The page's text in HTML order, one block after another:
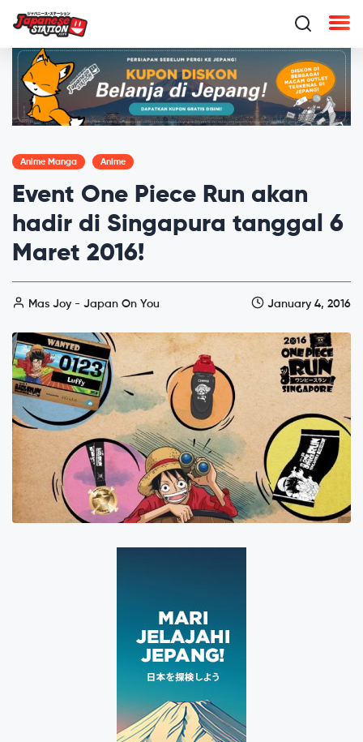
Anime Manga Anime
Event One Piece Run akan
hadir di Singapura tanggal 6
Maret 2016!
Mas Joy - Japan On You January 4, 2016